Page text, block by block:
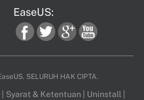
EaseUS:
fac twi goo you
SELURUH HAK CIPTA.
Syarat & Ketentuan Uninstall